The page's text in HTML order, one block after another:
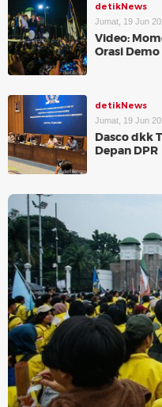
detikNews
Jumat, 19 Jun
Video:
Orasi
detikNews
Jumat, 19 Jun
Dasco dkk
Depan DPR